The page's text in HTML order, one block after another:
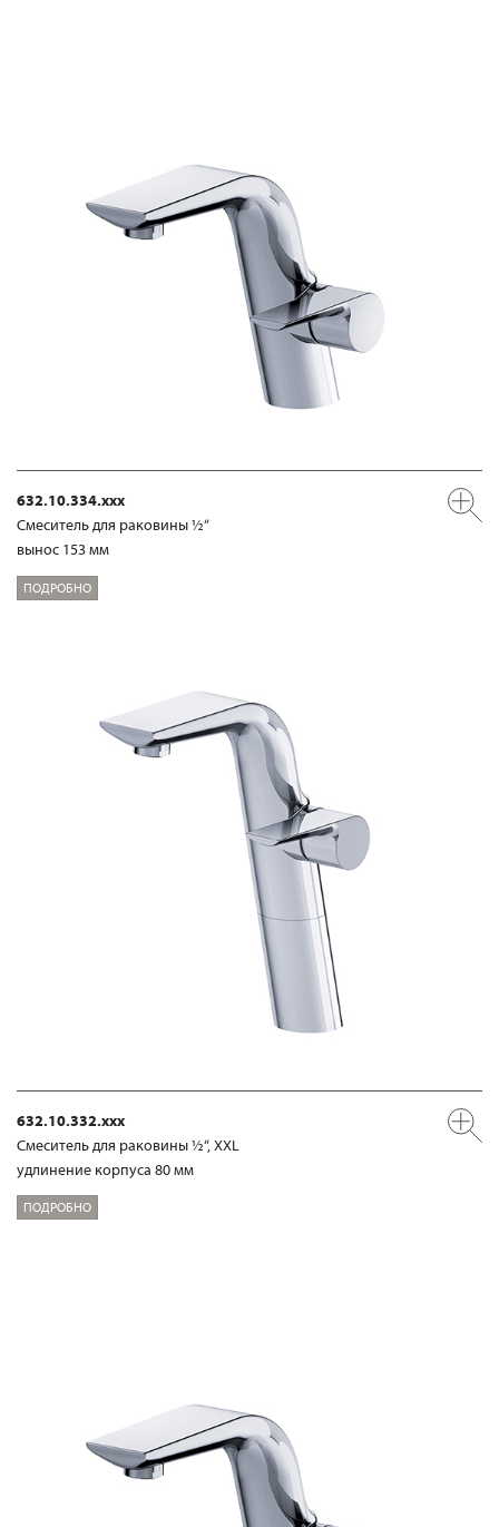
632.10.334.xxx
Смеситель для раковины ½“
вынос 153 мм
ПОДРОБНО
632.10.332.xxx
Смеситель для раковины ½“, XXL
удлинение корпуса 80 мм
ПОДРОБНО